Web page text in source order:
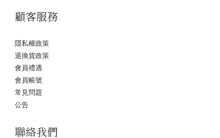
顧客服務
隱私權政策
退換貨政策
會員禮遇
會員帳號
常見問題
公告
聯絡我們